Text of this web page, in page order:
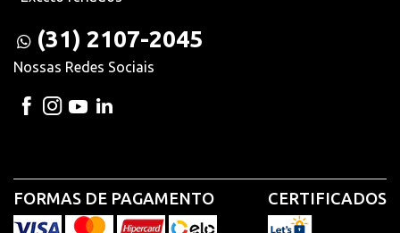
(31) 2107-2045
Nossas Redes Sociais
FORMAS DE PAGAMENTO CERTIFICADOS